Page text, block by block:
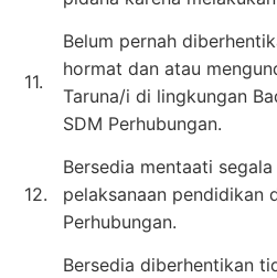
11.
Belum pernah
hormat dan atau
Taruna/i di lingkungan
SDM Perhubungan.
12.
Bersedia mentaati
pelaksanaan pendidikan
Perhubungan.
Bersedia diberhentikan